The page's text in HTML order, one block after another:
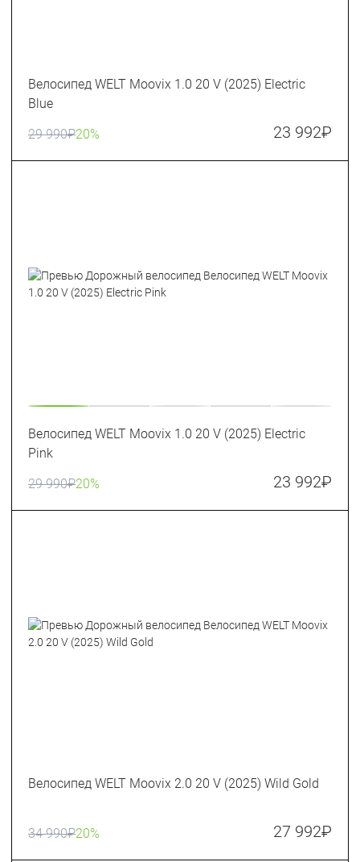
Велосипед WELT Moovix 1.0 20 V (2025) Electric
Blue
29 990₽20% 23 992₽
Велосипед WELT Moovix 1.0 20 V (2025) Electric
Pink
29 990₽20% 23 992₽
Велосипед WELT Moovix 2.0 20 V (2025) Wild Gold
34 990₽20% 27 992₽